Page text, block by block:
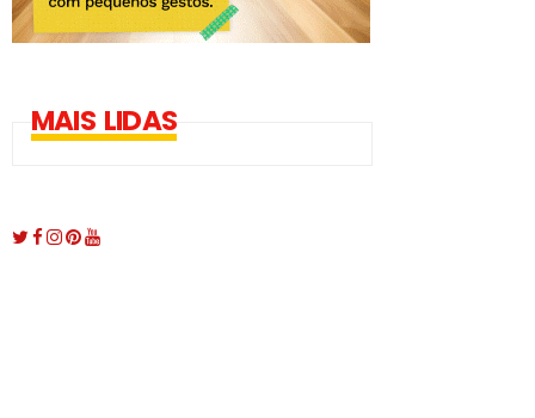
MAIS LIDAS